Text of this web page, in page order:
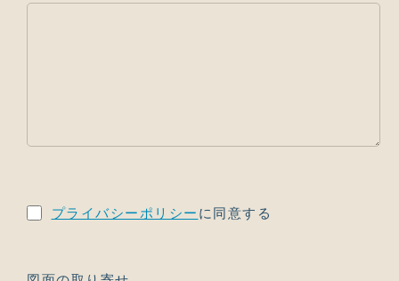
プライバシーポリシー に同意する